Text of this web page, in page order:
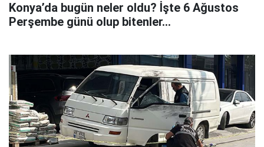
Konya’da bugün neler oldu? İşte 6 Ağustos
Perşembe günü olup bitenler…